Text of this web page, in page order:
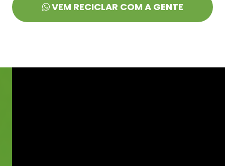
VEM RECICLAR COM A GENTE